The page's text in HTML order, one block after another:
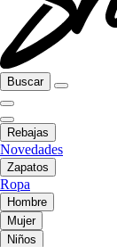
Buscar
Rebajas
Novedades
Zapatos
Ropa
Hombre
Mujer
Niños